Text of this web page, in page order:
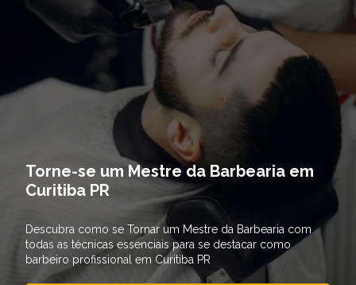
Torne-se um Mestre da Barbearia em
Curitiba PR
Descubra como se Tornar um Mestre da Barbearia com
todas as técnicas essenciais para se destacar como
barbeiro profissional em Curitiba PR